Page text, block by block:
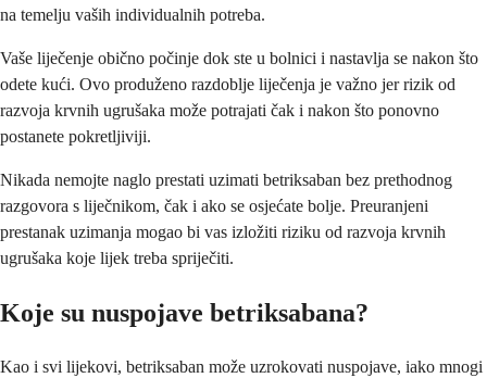
na temelju vaših individualnih potreba.
Vaše liječenje obično počinje dok ste u bolnici i nastavlja se nakon što
odete kući. Ovo produženo razdoblje liječenja je važno jer rizik od
razvoja krvnih ugrušaka može potrajati čak i nakon što ponovno
postanete pokretljiviji.
Nikada nemojte naglo prestati uzimati betriksaban bez prethodnog
razgovora s liječnikom, čak i ako se osjećate bolje. Preuranjeni
prestanak uzimanja mogao bi vas izložiti riziku od razvoja krvnih
ugrušaka koje lijek treba spriječiti.
Koje su nuspojave betriksabana?
Kao i svi lijekovi, betriksaban može uzrokovati nuspojave, iako mnogi